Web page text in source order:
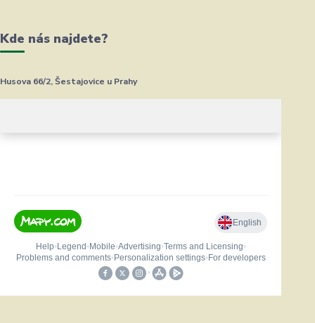
Kde nás najdete?
Husova 66/2, Šestajovice u Prahy